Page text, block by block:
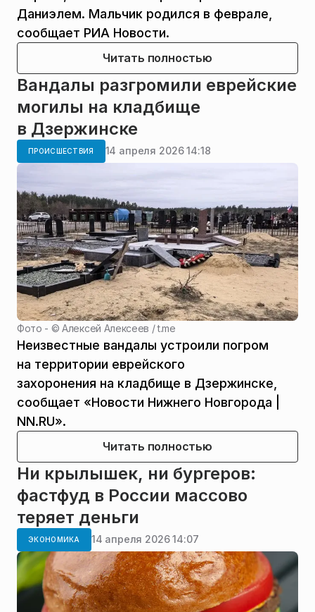
Даниэлем. Мальчик родился в феврале,
сообщает РИА Новости.
Читать полностью
Вандалы разгромили еврейские
могилы на кладбище
в Дзержинске
ПРОИСШЕСТВИЯ 14 апреля 2026 14:18
Фото - ©Алексей Алексеев / t.me
Неизвестные вандалы устроили погром
на территории еврейского
захоронения на кладбище в Дзержинске,
сообщает «Новости Нижнего Новгорода |
NN.RU».
Читать полностью
Ни крылышек, ни бургеров:
фастфуд в России массово
теряет деньги
ЭКОНОМИКА 14 апреля 2026 14:07